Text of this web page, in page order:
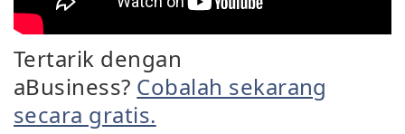
Tertarik dengan
aBusiness? Cobalah sekarang
secara gratis.